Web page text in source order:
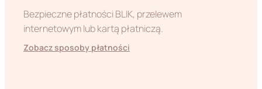
Bezpieczne płatności BLIK, przelewem
internetowym lub kartą płatniczą.
Zobacz sposoby płatności